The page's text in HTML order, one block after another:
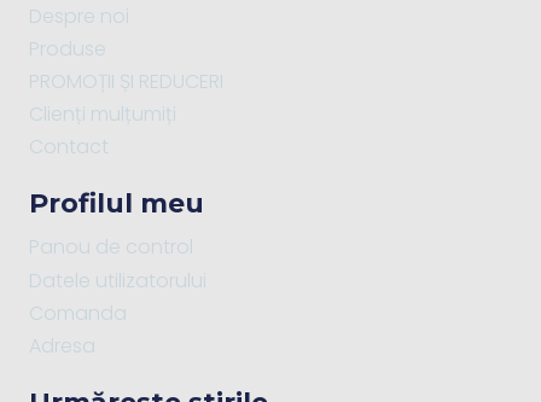
Profilul meu
Panou de control
Datele utilizatorului
Comanda
Adresa
Despre noi
Produse
PROMOȚII ȘI REDUCERI
Clienți mulțumiți
Contact